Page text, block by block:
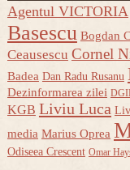
Agentul VICTORIA
Basescu Bogdan
Ceausescu Cornel
Badea Dan Radu Rusanu
Dezinformarea zilei
KGB Liviu Luca
media Marius Oprea
Odiseea Crescent Omar